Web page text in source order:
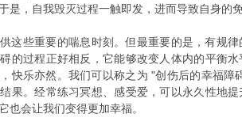
是，自我毁灭过程一触即发，进而导致自身的
些重要的喘息时刻。但最重要的是，有规律
的过程正好相反，它能够改变人体内的平衡
快乐亦然。我们可以称之为 "创伤后的幸福障
果。经常练习冥想、感受爱，可以永久性地
也会让我们变得更加幸福。